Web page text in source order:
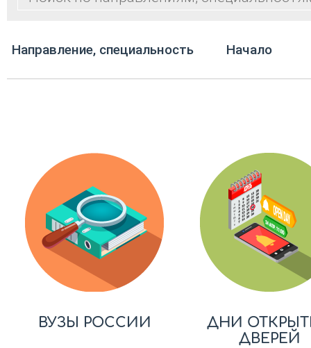
Направление, специальность Начало
ВУЗЫ РОССИИ
ДНИ
ДВЕРЕЙ